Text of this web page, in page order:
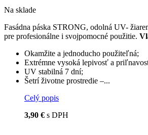
Na sklade
Fasádna páska STRONG, odolná UV-
pre profesionálne i svojpomocné použitie.
Okamžite a jednoducho použiteľná;
Extrémne vysoká lepivosť a
UV stabilná 7 dní;
Šetrí životne prostredie –...
Celý popis
3,90 € s DPH